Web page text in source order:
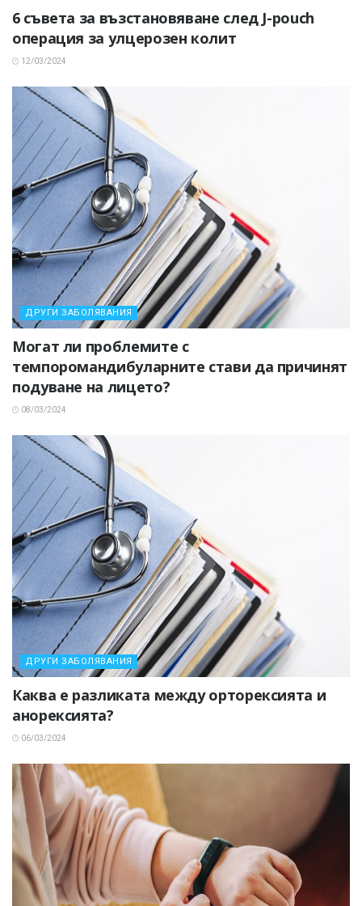
6 съвета за възстановяване след J-pouch
операция за улцерозен колит
12/03/2024
ДРУГИ ЗАБОЛЯВАНИЯ
Могат ли проблемите с
темпоромандибуларните стави да причинят
подуване на лицето?
08/03/2024
ДРУГИ ЗАБОЛЯВАНИЯ
Каква е разликата между орторексията и
анорексията?
06/03/2024